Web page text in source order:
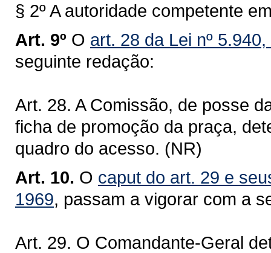
§ 2º A autoridade competente
Art. 9º O art. 28 da Lei nº
seguinte redação:
Art. 28. A Comissão, de posse
ficha de promoção da praça,
quadro do acesso. (NR)
Art. 10. O caput do art. 29 e
1969, passam a vigorar com a
Art. 29. O Comandante-Geral